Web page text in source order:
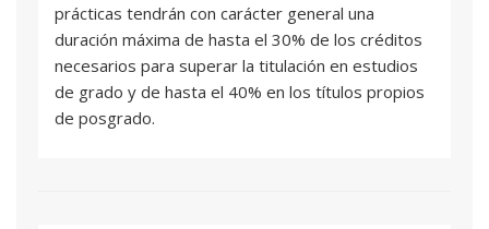
prácticas tendrán con carácter general una
duración máxima de hasta el 30% de los créditos
necesarios para superar la titulación en estudios
de grado y de hasta el 40% en los títulos propios
de posgrado.